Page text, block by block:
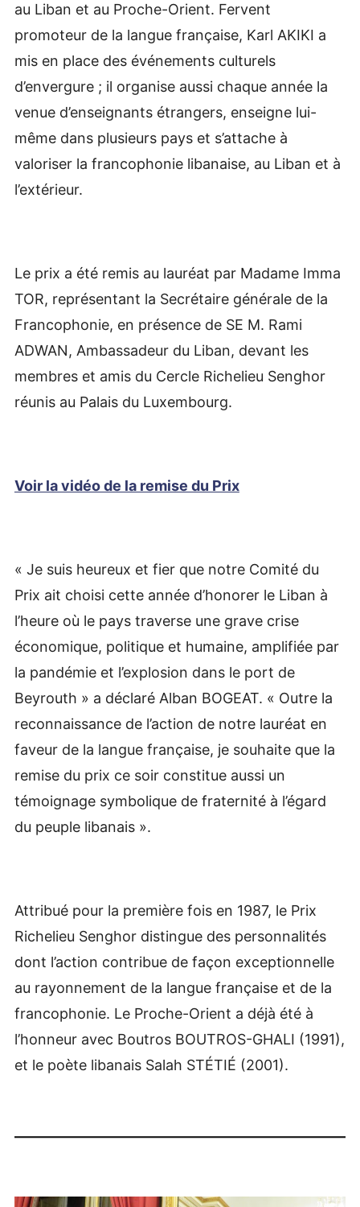
au Liban et au Proche-Orient. Fervent
promoteur de la langue française, Karl AKIKI a
mis en place des événements culturels
d’envergure ; il organise aussi chaque année la
venue d’enseignants étrangers, enseigne lui-
même dans plusieurs pays et s’attache à
valoriser la francophonie libanaise, au Liban et à
l’extérieur.
Le prix a été remis au lauréat par Madame Imma
TOR, représentant la Secrétaire générale de la
Francophonie, en présence de SE M. Rami
ADWAN, Ambassadeur du Liban, devant les
membres et amis du Cercle Richelieu Senghor
réunis au Palais du Luxembourg.
Voir la vidéo de la remise du Prix
« Je suis heureux et fier que notre Comité du
Prix ait choisi cette année d’honorer le Liban à
l’heure où le pays traverse une grave crise
économique, politique et humaine, amplifiée par
la pandémie et l’explosion dans le port de
Beyrouth » a déclaré Alban BOGEAT. « Outre la
reconnaissance de l’action de notre lauréat en
faveur de la langue française, je souhaite que la
remise du prix ce soir constitue aussi un
témoignage symbolique de fraternité à l’égard
du peuple libanais ».
Attribué pour la première fois en 1987, le Prix
Richelieu Senghor distingue des personnalités
dont l’action contribue de façon exceptionnelle
au rayonnement de la langue française et de la
francophonie. Le Proche-Orient a déjà été à
l’honneur avec Boutros BOUTROS-GHALI (1991),
et le poète libanais Salah STÉTIÉ (2001).